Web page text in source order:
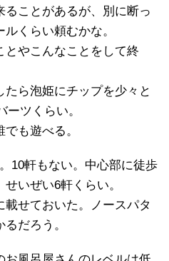
ることがあるが、別に断っ
くらい頼むかな。
とやこんなことをして終
ら泡姫にチップを少々と
ーツくらい。
も遊べる。
10軒もない。中心部に徒歩
いぜい6軒くらい。
せておいた。ノースパタ
だろう。